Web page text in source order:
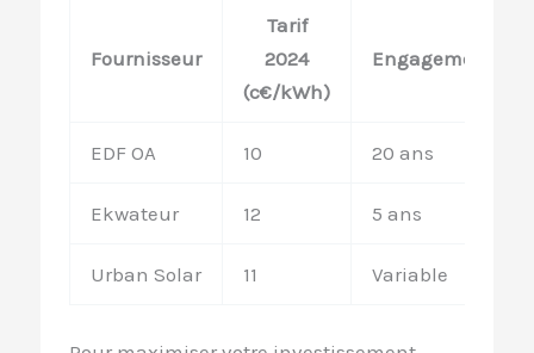
Fournisseur
Tarif
2024
(c€/kWh)
Engagement
EDF OA 10 20 ans
Ekwateur 12 5 ans
Urban Solar 11 Variable